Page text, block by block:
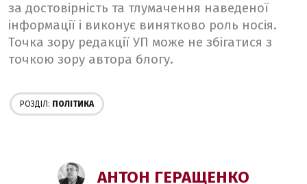
за достовірність та тлумачення наведеної
інформації і виконує винятково роль носія.
Точка зору редакції УП може не збігатися з
точкою зору автора блогу.
РОЗДІЛ: ПОЛІТИКА
АНТОН ГЕРАЩЕНКО